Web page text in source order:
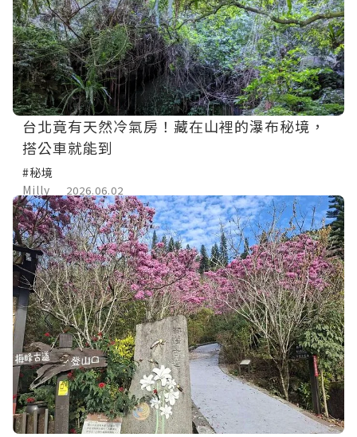
台北竟有天然冷氣房！藏在山裡的瀑布秘境，
搭公車就能到
#秘境
Milly
2026.06.02